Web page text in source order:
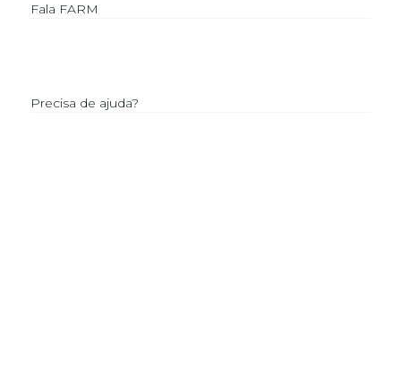
Fala FARM
Precisa de ajuda?